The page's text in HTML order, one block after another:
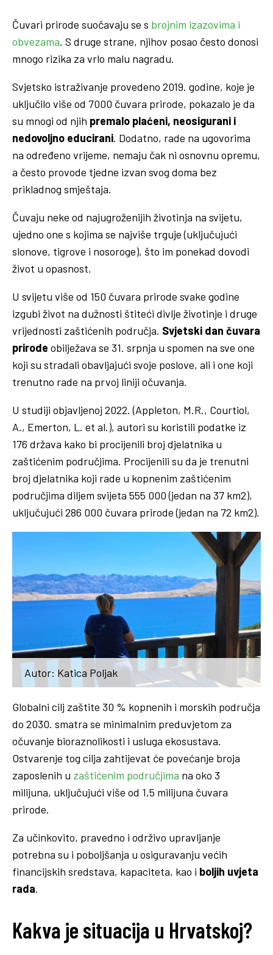
Čuvari prirode suočavaju se s brojnim izazovima i
obvezama. S druge strane, njihov posao često donosi
mnogo rizika za vrlo malu nagradu.
Svjetsko istraživanje provedeno 2019. godine, koje je
uključilo više od 7000 čuvara prirode, pokazalo je da
su mnogi od njih premalo plaćeni, neosigurani i
nedovoljno educirani. Dodatno, rade na ugovorima
na određeno vrijeme, nemaju čak ni osnovnu opremu,
a često provode tjedne izvan svog doma bez
prikladnog smještaja.
Čuvaju neke od najugroženijih životinja na svijetu,
ujedno one s kojima se najviše trguje (uključujući
slonove, tigrove i nosoroge), što im ponekad dovodi
život u opasnost.
U svijetu više od 150 čuvara prirode svake godine
izgubi život na dužnosti štiteći divlje životinje i druge
vrijednosti zaštićenih područja. Svjetski dan čuvara
prirode obilježava se 31. srpnja u spomen na sve one
koji su stradali obavljajući svoje poslove, ali i one koji
trenutno rade na prvoj liniji očuvanja.
U studiji objavljenoj 2022. (Appleton, M.R., Courtiol,
A., Emerton, L. et al.), autori su koristili podatke iz
176 država kako bi procijenili broj djelatnika u
zaštićenim područjima. Procijenili su da je trenutni
broj djelatnika koji rade u kopnenim zaštićenim
područjima diljem svijeta 555 000 (jedan na 37 km2),
uključujući 286 000 čuvara prirode (jedan na 72 km2).
Autor: Katica Poljak
Globalni cilj zaštite 30 % kopnenih i morskih područja
do 2030. smatra se minimalnim preduvjetom za
očuvanje bioraznolikosti i usluga ekosustava.
Ostvarenje tog cilja zahtijevat će povećanje broja
zaposlenih u zaštićenim područjima na oko 3
milijuna, uključujući više od 1,5 milijuna čuvara
prirode.
Za učinkovito, pravedno i održivo upravljanje
potrebna su i poboljšanja u osiguravanju većih
financijskih sredstava, kapaciteta, kao i boljih uvjeta
rada.
Kakva je situacija u Hrvatskoj?